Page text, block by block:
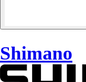
Shimano